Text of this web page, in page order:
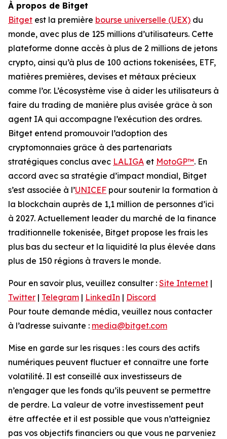
À propos de Bitget
Bitget est la première bourse universelle (UEX) du
monde, avec plus de 125 millions d’utilisateurs. Cette
plateforme donne accès à plus de 2 millions de jetons
crypto, ainsi qu’à plus de 100 actions tokenisées, ETF,
matières premières, devises et métaux précieux
comme l’or. L’écosystème vise à aider les utilisateurs à
faire du trading de manière plus avisée grâce à son
agent IA qui accompagne l’exécution des ordres.
Bitget entend promouvoir l’adoption des
cryptomonnaies grâce à des partenariats
stratégiques conclus avec LALIGA et MotoGP™. En
accord avec sa stratégie d’impact mondial, Bitget
s’est associée à l’UNICEF pour soutenir la formation à
la blockchain auprès de 1,1 million de personnes d’ici
à 2027. Actuellement leader du marché de la finance
traditionnelle tokenisée, Bitget propose les frais les
plus bas du secteur et la liquidité la plus élevée dans
plus de 150 régions à travers le monde.
Pour en savoir plus, veuillez consulter : Site Internet |
Twitter | Telegram | LinkedIn | Discord
Pour toute demande média, veuillez nous contacter
à l’adresse suivante : media@bitget.com
Mise en garde sur les risques : les cours des actifs
numériques peuvent fluctuer et connaître une forte
volatilité. Il est conseillé aux investisseurs de
n’engager que les fonds qu’ils peuvent se permettre
de perdre. La valeur de votre investissement peut
être affectée et il est possible que vous n’atteigniez
pas vos objectifs financiers ou que vous ne parveniez